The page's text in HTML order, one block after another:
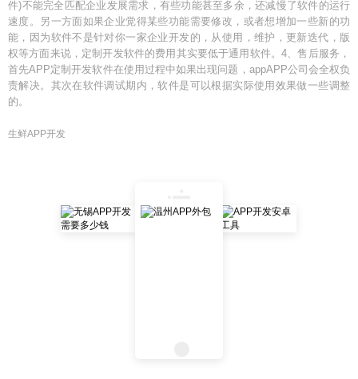
件)不能完全匹配企业发展需求，有些功能甚至多余，还减慢了软件的运行
速度。另一方面如果企业觉得某些功能需要修改，或者想增加一些新的功
能，因为软件不是针对你一家企业开发的，从使用，维护，更新迭代，版
权等方面来说，定制开发软件的费用其实要低于通用软件。4、售后服务，
首先APP定制开发软件在使用过程中如果出现问题，appAPP公司会全权负
责解决。其次在软件调试期内，软件是可以根据实际使用效果做一些调整
的。
生鲜APP开发